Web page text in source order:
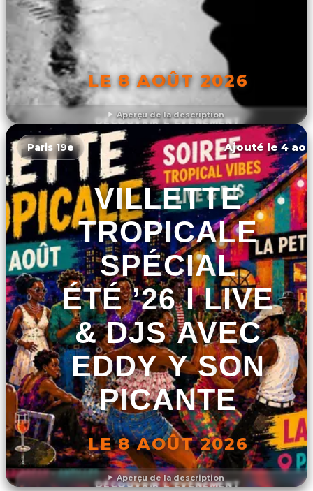
Aperçu de la description
LE 8 AOÛT 2026
DÉCOUVRIR L'ÉVÉNEMENT
Aperçu de la description
Paris 19e Ajouté le 4
VILLETTE
TROPICALE
SPÉCIAL
ÉTÉ ’26 I LIVE
& DJS AVEC
EDDY Y SON
PICANTE
LE 8 AOÛT 2026
DÉCOUVRIR L'ÉVÉNEMENT